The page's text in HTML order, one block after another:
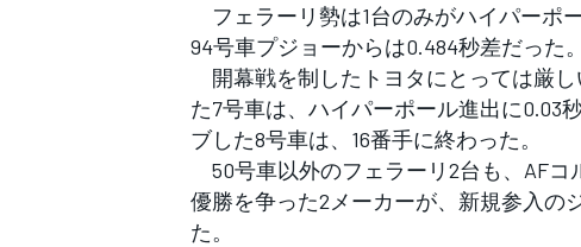
フェラーリ勢は1台のみがハイパーポ
94号車プジョーからは0.484秒差だった。
開幕戦を制したトヨタにとっては厳
た7号車は、ハイパーポール進出に0.03
ブした8号車は、16番手に終わった。
50号車以外のフェラーリ2台も、AFコ
優勝を争った2メーカーが、新規参入の
た。